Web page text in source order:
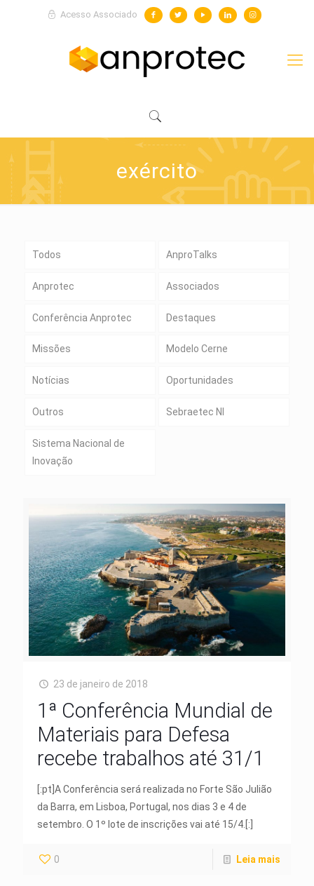
Acesso Associado
exército
Todos AnproTalks
Anprotec Associados
Conferência Anprotec Destaques
Missões Modelo Cerne
Notícias Oportunidades
Outros Sebraetec NI
Sistema Nacional de
Inovação
23 de janeiro de 2018
1ª Conferência Mundial de
Materiais para Defesa
recebe trabalhos até 31/1
[:pt]A Conferência será realizada no Forte São Julião
da Barra, em Lisboa, Portugal, nos dias 3 e 4 de
setembro. O 1º lote de inscrições vai até 15/4.[:]
0 Leia mais